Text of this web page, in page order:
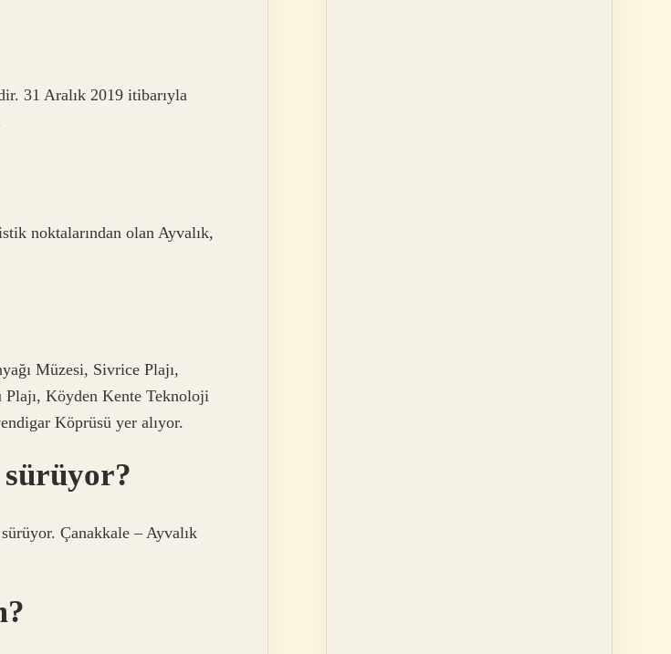
31 Aralık 2019 itibarıyla
noktalarından olan Ayvalık,
Müzesi, Sivrice Plajı,
Plajı, Köyden Kente Teknoloji
Köprüsü yer alıyor.
sürüyor?
Çanakkale – Ayvalık